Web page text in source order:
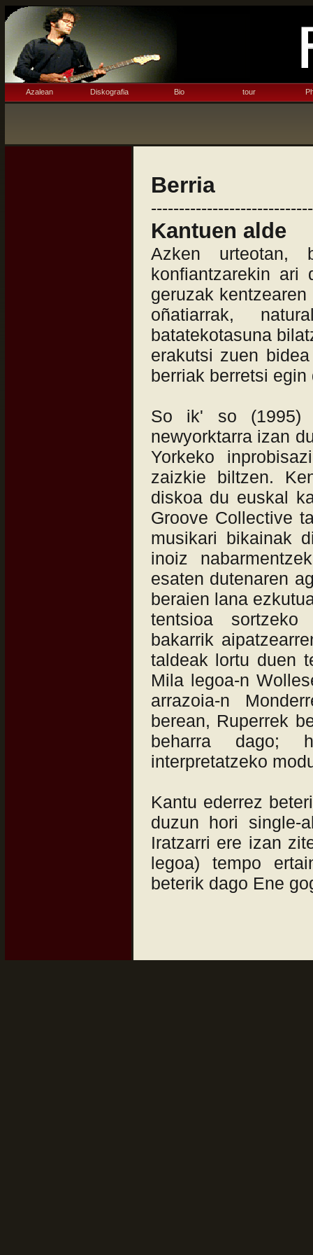
Azalean Diskografia Bio tour
Berria
Kantuen alde
Azken urteotan,
konfiantzarekin ari
geruzak
oñatiarrak,
batatekotasuna
erakutsi zuen
berriak berretsi
So ik' so (1995)
newyorktarra izan
Yorkeko
zaizkie biltzen.
diskoa du euskal
Groove Collective
musikari bikainak
inoiz
esaten dutenaren
beraien lana
tentsioa sortzeko
bakarrik
taldeak lortu duen
Mila legoa-n
arrazoia-n
berean, Ruperrek
beharra dago;
interpretatzeko
Kantu ederrez
duzun hori single-
Iratzarri ere izan
legoa) tempo
beterik dago Ene